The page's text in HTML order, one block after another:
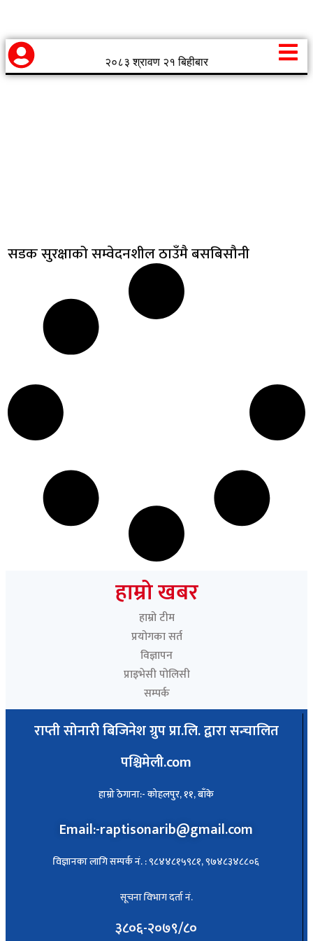
२०८३ श्रावण २१ बिहीबार
सडक सुरक्षाको सम्वेदनशील ठाउँमै बसबिसौनी
हाम्रो खबर
हाम्रो टीम
प्रयोगका सर्त
विज्ञापन
प्राइभेसी पोलिसी
सम्पर्क
राप्ती सोनारी बिजिनेश ग्रुप प्रा.लि. द्वारा सन्चालित
पश्चिमेली.com
हाम्रो ठेगाना:- कोहलपुर, ११, बाँके
Email:-raptisonarib@gmail.com
विज्ञानका लागि सम्पर्क नं. : ९८४४८१५९८१, ९७४८३४८८०६
सूचना विभाग दर्ता नं.
३८०६-२०७९/८०